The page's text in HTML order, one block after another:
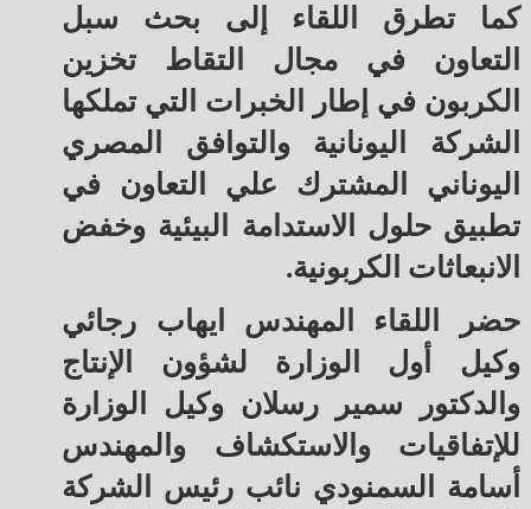
كما تطرق اللقاء إلى بحث سبل
التعاون في مجال التقاط تخزين
الكربون في إطار الخبرات التي تملكها
الشركة اليونانية والتوافق المصري
اليوناني المشترك علي التعاون في
تطبيق حلول الاستدامة البيئية وخفض
الانبعاثات الكربونية.
حضر اللقاء المهندس ايهاب رجائي
وكيل أول الوزارة لشؤون الإنتاج
والدكتور سمير رسلان وكيل الوزارة
للإتفاقيات والاستكشاف والمهندس
أسامة السمنودي نائب رئيس الشركة